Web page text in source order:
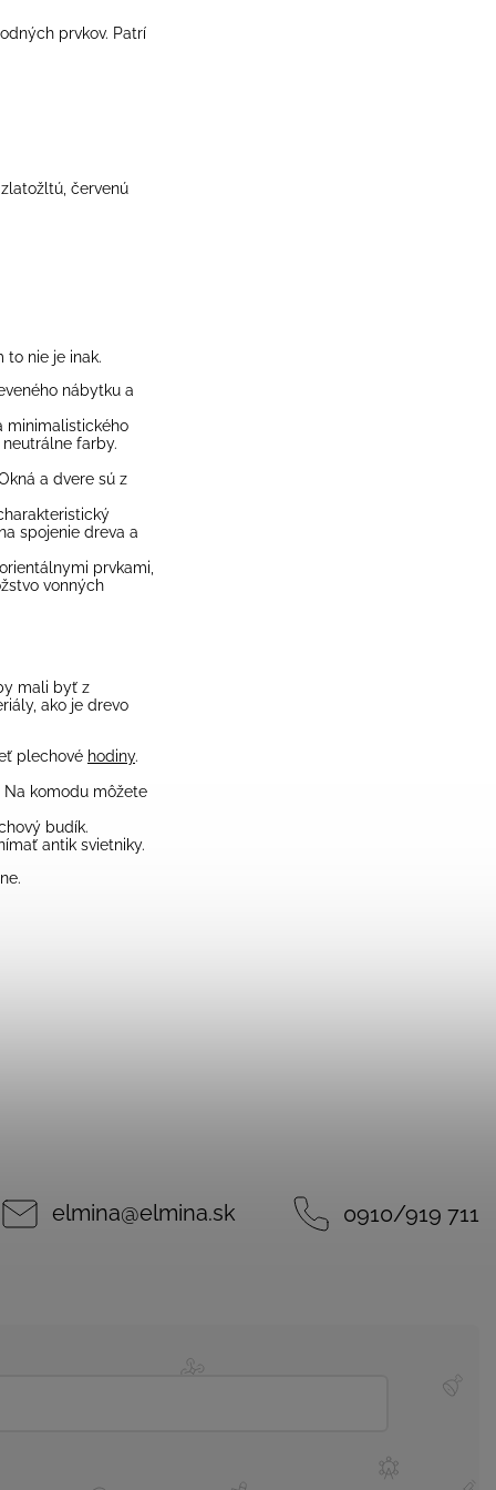
prvkov. Patrí
červenú
to nie je inak.
nábytku a
minimalistického
farby.
a dvere sú z
spojenie dreva a
prvkami,
vonných
mali byť z
ako je drevo
plechové hodiny.
komodu môžete
budík.
antik svietniky.
elmina@elmina.sk 0910/919 711